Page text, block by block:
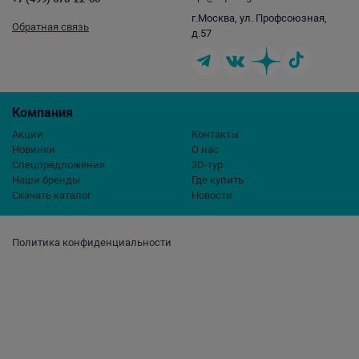
Политика конфиденциальности
Компания
Акции
Новинки
Спецпредложения
Наши бренды
Скачать каталог
Контакты
О нас
3D-тур
Где купить
Новости
Обратная связь
г.Москва, ул. Профсоюзная,
д.57